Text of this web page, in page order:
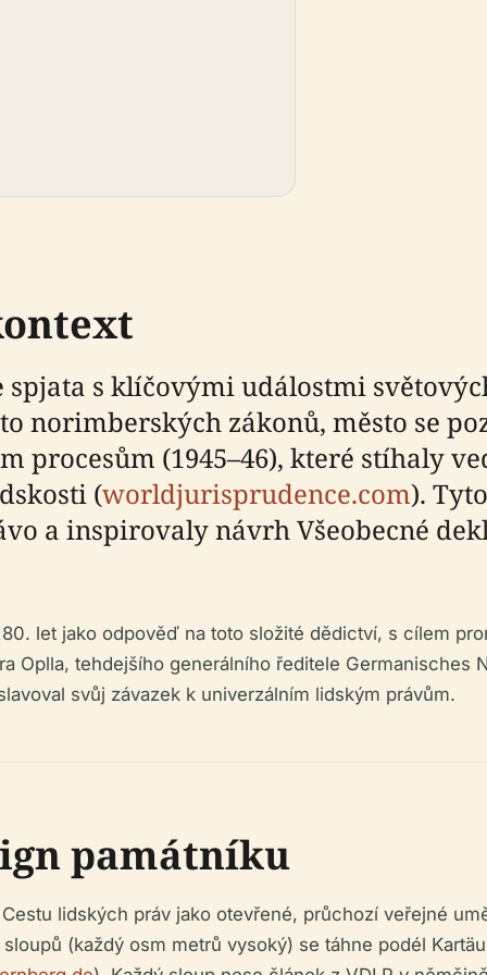
s klíčovými událostmi
norimberských zákonů, město se
procesům (1945–46), které stíhaly
(worldjurisprudence.com).
a inspirovaly návrh Všeobecné
let jako odpověď na toto složité dědictví, s cílem
Oplla, tehdejšího generálního ředitele Germanisches
svůj závazek k univerzálním lidským právům.
památníku
lidských práv jako otevřené, průchozí veřejné
(každý osm metrů vysoký) se táhne podél